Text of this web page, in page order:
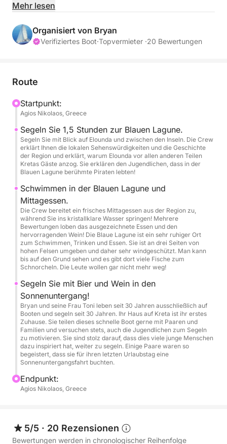
Wir sind stolz darauf, dass die Kreuzfahrten zur
Katamaran, inklusive Mittagessen und unbegrenzt
Wein und Bier, im Jahr 2024 21 5-Sterne-
sei „hervorragend“ und das Mittagessen „exzellent“.
Die 8-stündige Fahrt bietet genug Zeit für die Blaue
Lagune und Spinalonga oder für einen zweiten
Badestopp. Eine Tageskreuzfahrt oder die
friedlichen und spektakulären
Sonnenuntergangskreuzfahrten ab 600 €. Schreiben
Sie uns für unsere besten Preise und für besondere
Kreuzfahrten. Bisher zwei Heiratsanträge! Sind
Jugendliche an Bord? Wir bringen sie gerne mit an
Bord! Der Rekord ist erst 5 Jahre alt! Die Blaue
Lagune ist ein sehr ruhiger Ort zum Schwimmen,
Trinken und Essen. Sie ist an drei Seiten von hohen
Felsen umgeben und daher sehr windgeschützt. Man
kann bis auf den Grund sehen und es gibt dort viele
Fische zum Schnorcheln. Die Leute wollen gar nicht
Hier ist eine 5-Sterne-Bewertung, die unser Reiseziel
beschreibt: „Unsere Familie hatte kürzlich das
Vergnügen, freitags mit dem bemerkenswerten
Skipper Bryan eine Sonnenuntergangskreuzfahrt zu
unternehmen. Das gesamte Erlebnis war einfach
magisch und ein unvergessliches Highlight unserer
Vom ersten Moment an, als wir von Agios Nikolaos
dessen Wissen und Geschichten der Reise einen
Mehr lesen
Organisiert von Bryan
Verifiziertes Boot·Topvermieter ·20 Bewertungen
Route
Startpunkt:
Agios Nikolaos, Greece
Segeln Sie 1,5 Stunden zur Blauen Lagune.
Segeln Sie mit Blick auf Elounda und zwischen den Inseln. Die Crew
erklärt Ihnen die lokalen Sehenswürdigkeiten und die Geschichte
der Region und erklärt, warum Elounda vor allen anderen Teilen
Kretas Gäste anzog. Sie erklären den Jugendlichen, dass in der
Blauen Lagune berühmte Piraten lebten!
Schwimmen in der Blauen Lagune und
Mittagessen.
Die Crew bereitet ein frisches Mittagessen aus der Region zu,
während Sie ins kristallklare Wasser springen! Mehrere
Bewertungen loben das ausgezeichnete Essen und den
hervorragenden Wein! Die Blaue Lagune ist ein sehr ruhiger Ort
zum Schwimmen, Trinken und Essen. Sie ist an drei Seiten von
hohen Felsen umgeben und daher sehr windgeschützt. Man kann
bis auf den Grund sehen und es gibt dort viele Fische zum
Schnorcheln. Die Leute wollen gar nicht mehr weg!
Segeln Sie mit Bier und Wein in den
Sonnenuntergang!
Bryan und seine Frau Toni leben seit 30 Jahren ausschließlich auf
Booten und segeln seit 30 Jahren. Ihr Haus auf Kreta ist ihr erstes
Zuhause. Sie teilen dieses schnelle Boot gerne mit Paaren und
Familien und versuchen stets, auch die Jugendlichen zum Segeln
zu motivieren. Sie sind stolz darauf, dass dies viele junge Menschen
dazu inspiriert hat, weiter zu segeln. Einige Paare waren so
begeistert, dass sie für ihren letzten Urlaubstag eine
Sonnenuntergangsfahrt buchten.
Endpunkt:
Agios Nikolaos, Greece
5/5 · 20 Rezensionen
Bewertungen werden in chronologischer Reihenfolge